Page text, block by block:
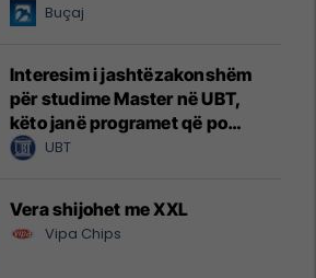
Buçaj
Interesim i jashtëzakonshëm
për studime Master në UBT,
këto janë programet që po
zgjedhin të rinjtë
UBT
Vera shijohet me XXL
Vipa Chips